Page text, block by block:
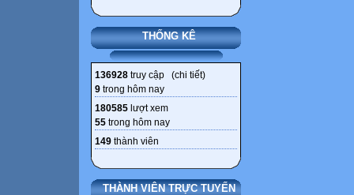
THỐNG KÊ
136928 truy cập (chi tiết)
9 trong hôm nay
180585 lượt xem
55 trong hôm nay
149 thành viên
THÀNH VIÊN TRỰC TUYẾN